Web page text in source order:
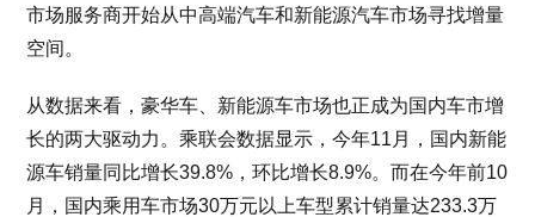
市场服务商开始从中高端汽车和新能源汽车市场寻找增量
空间。
从数据来看，豪华车、新能源车市场也正成为国内车市增
长的两大驱动力。乘联会数据显示，今年11月，国内新能
源车销量同比增长39.8%，环比增长8.9%。而在今年前10
月，国内乘用车市场30万元以上车型累计销量达233.3万